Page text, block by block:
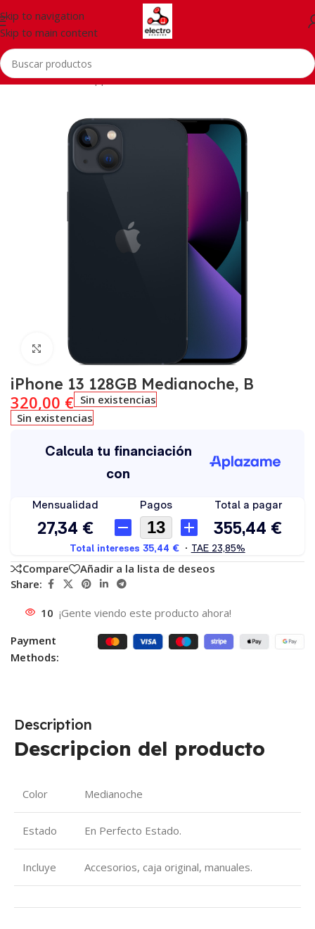
Skip to navigation
Skip to main content
Inicio/Telefonía/Apple iPhone
Click to enlarge
iPhone 13 128GB Medianoche, B
320,00 € Sin existencias
Sin existencias
Compare
Añadir a la lista de deseos
Share:
10 ¡Gente viendo este producto ahora!
Payment
Methods:
Description
Descripcion del producto
Color Medianoche
Estado En Perfecto Estado.
Incluye Accesorios, caja original, manuales.